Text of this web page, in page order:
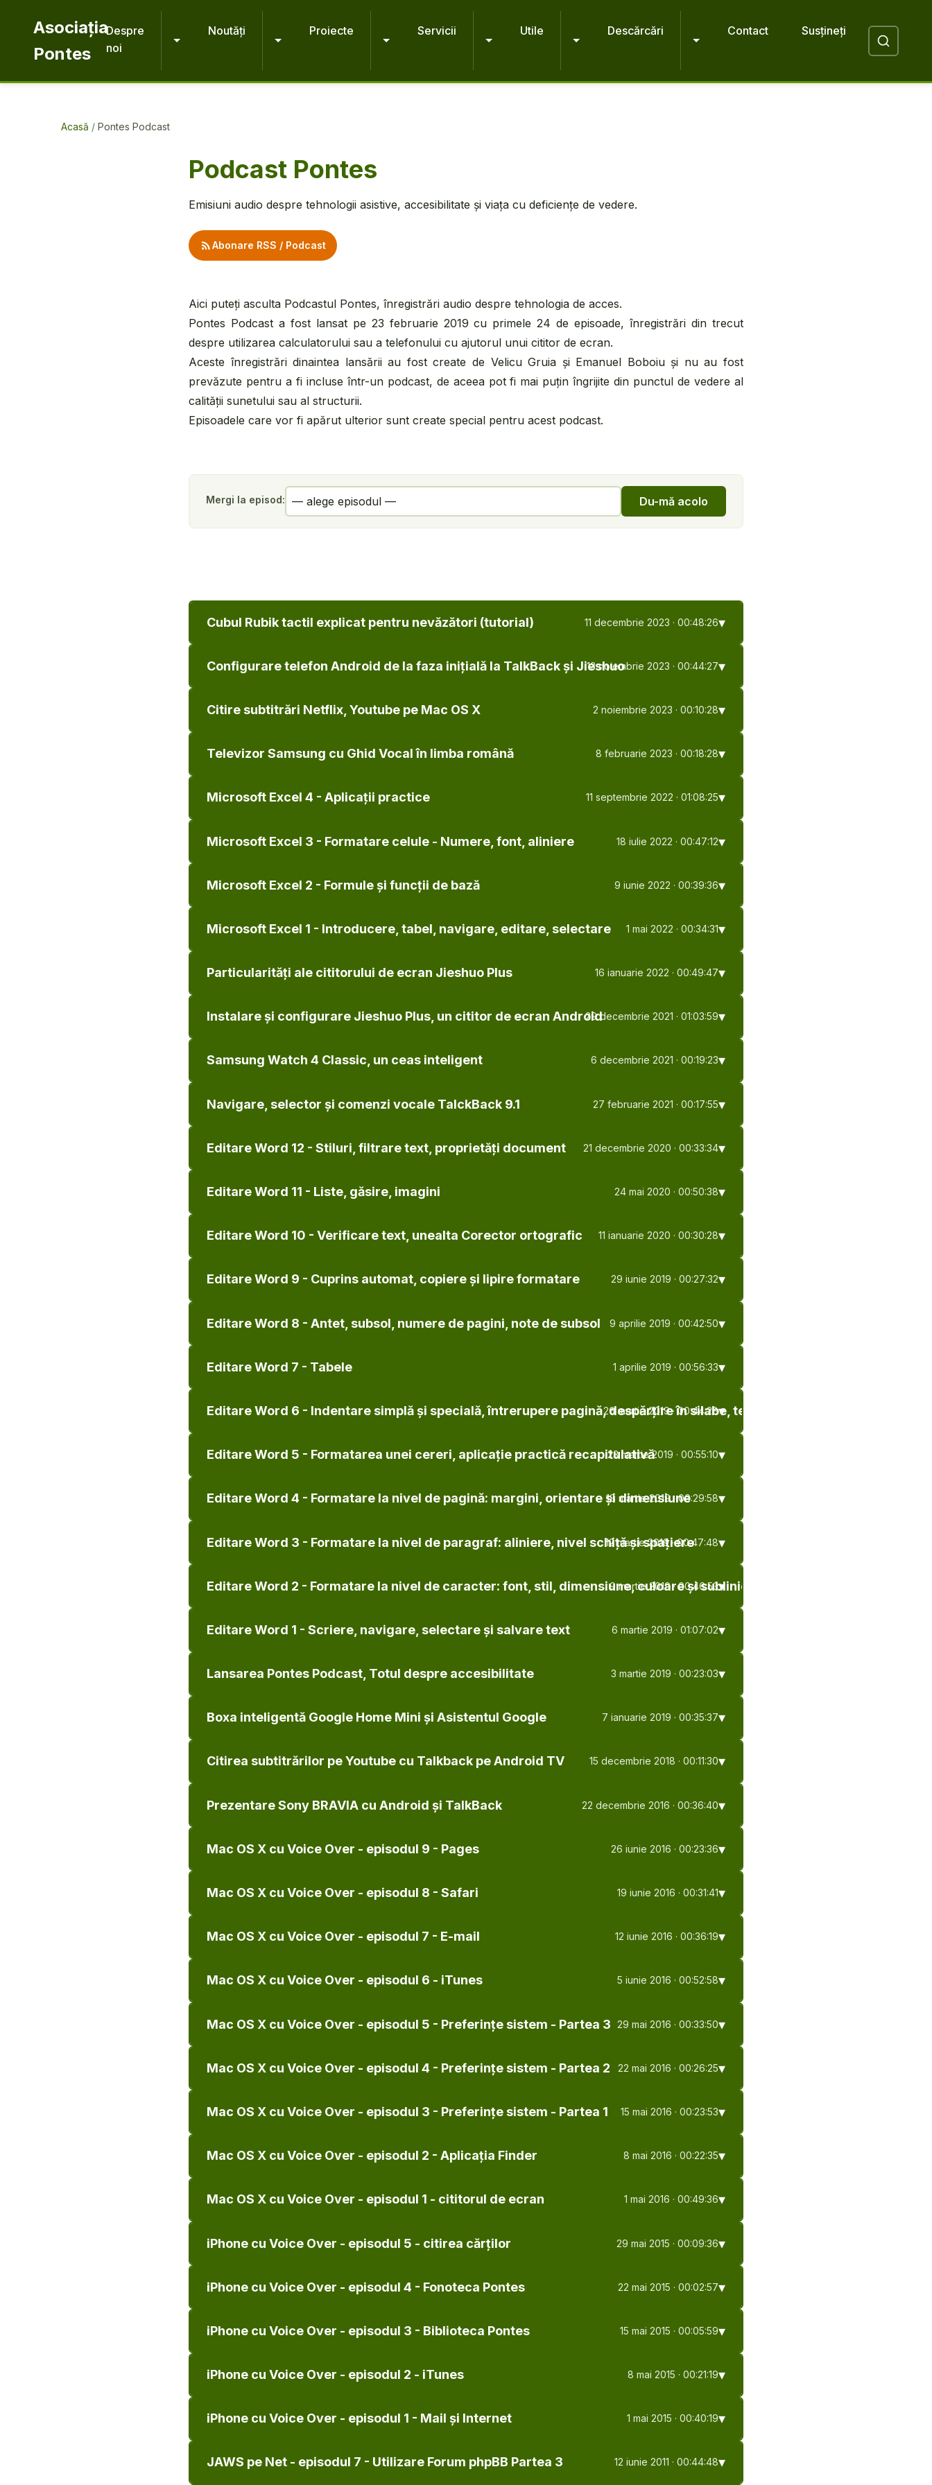
Asociația
Pontes
Despre
noi
Noutăți Proiecte Servicii Utile Descărcări Contact Susțineți
Acasă / Pontes Podcast
Podcast Pontes
Emisiuni audio despre tehnologii asistive, accesibilitate și viața cu deficiențe de vedere.
Abonare RSS / Podcast
Aici puteți asculta Podcastul Pontes, înregistrări audio despre tehnologia de acces.
Pontes Podcast a fost lansat pe 23 februarie 2019 cu primele 24 de episoade, înregistrări din trecut
despre utilizarea calculatorului sau a telefonului cu ajutorul unui cititor de ecran.
Aceste înregistrări dinaintea lansării au fost create de Velicu Gruia și Emanuel Boboiu și nu au fost
prevăzute pentru a fi incluse într-un podcast, de aceea pot fi mai puțin îngrijite din punctul de vedere al
calității sunetului sau al structurii.
Episoadele care vor fi apărut ulterior sunt create special pentru acest podcast.
Mergi la episod: Du-mă acolo
Cubul Rubik tactil explicat pentru nevăzători (tutorial) 11 decembrie 2023 · 00:48:26
Configurare telefon Android de la faza inițială la TalkBack și Jieshuo13 noiembrie 2023 · 00:44:27
Citire subtitrări Netflix, Youtube pe Mac OS X 2 noiembrie 2023 · 00:10:28
Televizor Samsung cu Ghid Vocal în limba română 8 februarie 2023 · 00:18:28
Microsoft Excel 4 - Aplicații practice 11 septembrie 2022 · 01:08:25
Microsoft Excel 3 - Formatare celule - Numere, font, aliniere 18 iulie 2022 · 00:47:12
Microsoft Excel 2 - Formule și funcții de bază 9 iunie 2022 · 00:39:36
Microsoft Excel 1 - Introducere, tabel, navigare, editare, selectare 1 mai 2022 · 00:34:31
Particularități ale cititorului de ecran Jieshuo Plus 16 ianuarie 2022 · 00:49:47
Instalare și configurare Jieshuo Plus, un cititor de ecran Android29 decembrie 2021 · 01:03:59
Samsung Watch 4 Classic, un ceas inteligent 6 decembrie 2021 · 00:19:23
Navigare, selector și comenzi vocale TalckBack 9.1 27 februarie 2021 · 00:17:55
Editare Word 12 - Stiluri, filtrare text, proprietăți document 21 decembrie 2020 · 00:33:34
Editare Word 11 - Liste, găsire, imagini 24 mai 2020 · 00:50:38
Editare Word 10 - Verificare text, unealta Corector ortografic 11 ianuarie 2020 · 00:30:28
Editare Word 9 - Cuprins automat, copiere și lipire formatare 29 iunie 2019 · 00:27:32
Editare Word 8 - Antet, subsol, numere de pagini, note de subsol 9 aprilie 2019 · 00:42:50
Editare Word 7 - Tabele 1 aprilie 2019 · 00:56:33
Editare Word 6 - Indentare simplă și specială, întrerupere pagină, despărțire în silabe, text în coloane
26 martie 2019· 00:44:28
Editare Word 5 - Formatarea unei cereri, aplicație practică recapitulativă
23 martie 2019 · 00:55:10
Editare Word 4 - Formatare la nivel de pagină: margini, orientare și dimensiune
18 martie 2019· 00:29:58
Editare Word 3 - Formatare la nivel de paragraf: aliniere, nivel schiță și spațiere
12 martie 2019· 00:47:48
Editare Word 2 - Formatare la nivel de caracter: font, stil, dimensiune, culoare și subliniere
9 martie 2019· 00:46:53
Editare Word 1 - Scriere, navigare, selectare și salvare text 6 martie 2019 · 01:07:02
Lansarea Pontes Podcast, Totul despre accesibilitate 3 martie 2019 · 00:23:03
Boxa inteligentă Google Home Mini și Asistentul Google 7 ianuarie 2019 · 00:35:37
Citirea subtitrărilor pe Youtube cu Talkback pe Android TV 15 decembrie 2018 · 00:11:30
Prezentare Sony BRAVIA cu Android și TalkBack 22 decembrie 2016 · 00:36:40
Mac OS X cu Voice Over - episodul 9 - Pages 26 iunie 2016 · 00:23:36
Mac OS X cu Voice Over - episodul 8 - Safari 19 iunie 2016 · 00:31:41
Mac OS X cu Voice Over - episodul 7 - E-mail 12 iunie 2016 · 00:36:19
Mac OS X cu Voice Over - episodul 6 - iTunes 5 iunie 2016 · 00:52:58
Mac OS X cu Voice Over - episodul 5 - Preferințe sistem - Partea 3 29 mai 2016 · 00:33:50
Mac OS X cu Voice Over - episodul 4 - Preferințe sistem - Partea 2 22 mai 2016 · 00:26:25
Mac OS X cu Voice Over - episodul 3 - Preferințe sistem - Partea 1 15 mai 2016 · 00:23:53
Mac OS X cu Voice Over - episodul 2 - Aplicația Finder 8 mai 2016 · 00:22:35
Mac OS X cu Voice Over - episodul 1 - cititorul de ecran 1 mai 2016 · 00:49:36
iPhone cu Voice Over - episodul 5 - citirea cărților 29 mai 2015 · 00:09:36
iPhone cu Voice Over - episodul 4 - Fonoteca Pontes 22 mai 2015 · 00:02:57
iPhone cu Voice Over - episodul 3 - Biblioteca Pontes 15 mai 2015 · 00:05:59
iPhone cu Voice Over - episodul 2 - iTunes 8 mai 2015 · 00:21:19
iPhone cu Voice Over - episodul 1 - Mail și Internet 1 mai 2015 · 00:40:19
JAWS pe Net - episodul 7 - Utilizare Forum phpBB Partea 3 12 iunie 2011 · 00:44:48